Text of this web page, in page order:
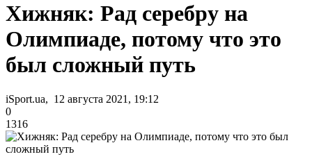
Хижняк: Рад серебру на
Олимпиаде, потому что это
был сложный путь
iSport.ua, 12 августа 2021, 19:12
0
1316